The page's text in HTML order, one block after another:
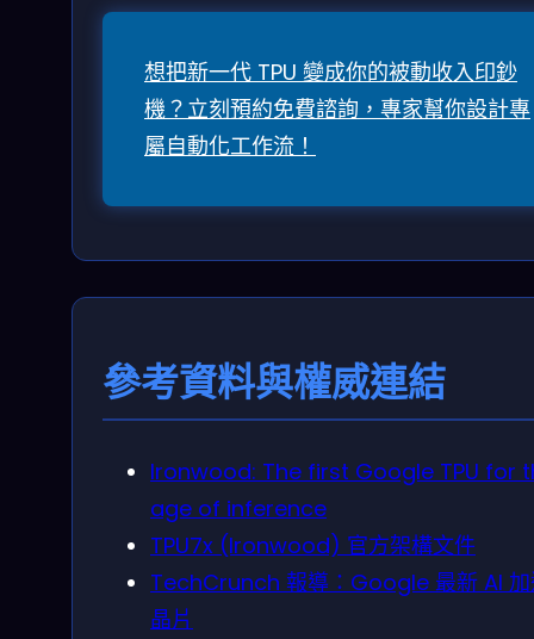
想把新一代 TPU 變成你的被動收入印鈔
機？立刻預約免費諮詢，專家幫你設計專
屬自動化工作流！
參考資料與權威連結
Ironwood: The first Google TPU for
age of inference
TPU7x (Ironwood) 官方架構文件
TechCrunch 報導：Google 最新 AI
晶片